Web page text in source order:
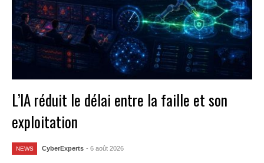
L’IA réduit le délai entre la faille et son
exploitation
NEWS CyberExperts - 6 août 2026